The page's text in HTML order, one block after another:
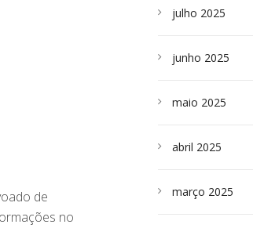
de
no
julho 2025
junho 2025
maio 2025
abril 2025
março 2025